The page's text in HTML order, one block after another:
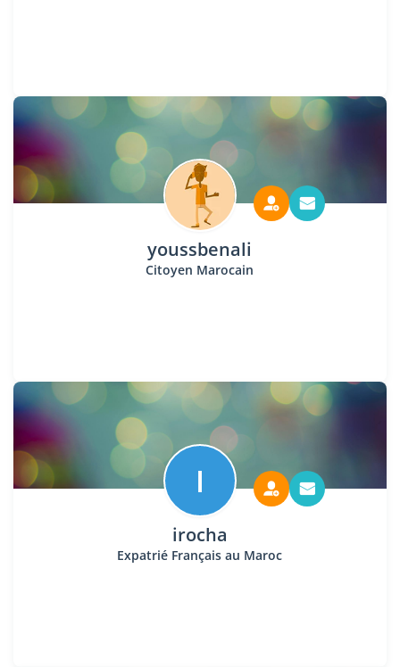
youssbenali
Citoyen Marocain
I
irocha
Expatrié Français au Maroc